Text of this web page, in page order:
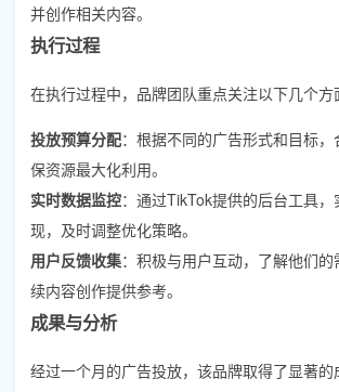
并创作相关内容。
执行过程
在执行过程中，品牌团队重点关注以下几个方
投放预算分配：根据不同的广告形式和目标
保资源最大化利用。
实时数据监控：通过TikTok提供的后台工具
现，及时调整优化策略。
用户反馈收集：积极与用户互动，了解他们
续内容创作提供参考。
成果与分析
经过一个月的广告投放，该品牌取得了显著的